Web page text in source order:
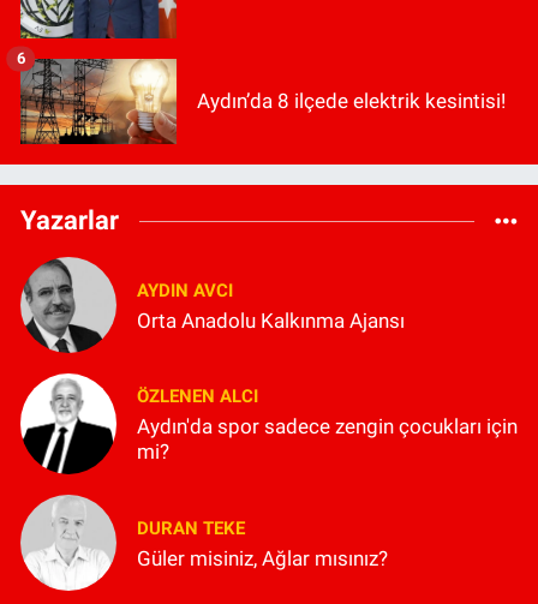
Aydın’da 8 ilçede elektrik kesintisi!
6
Yazarlar
AYDIN AVCI
Orta Anadolu Kalkınma Ajansı
ÖZLENEN ALCI
Aydın'da spor sadece zengin çocukları için
mi?
DURAN TEKE
Güler misiniz, Ağlar mısınız?